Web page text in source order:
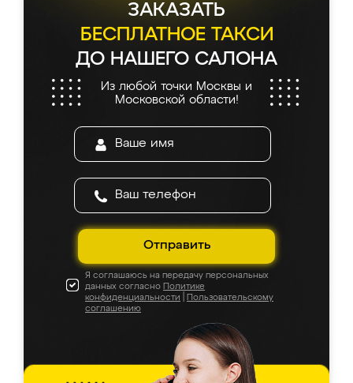
ЗАКАЗАТЬ
БЕСПЛАТНОЕ ТАКСИ
ДО НАШЕГО САЛОНА
Из любой точки Москвы и
Московской области!
Отправить
Я соглашаюсь на передачу персональных
данных согласно Политике
конфиденциальности
Пользовательскому
соглашению